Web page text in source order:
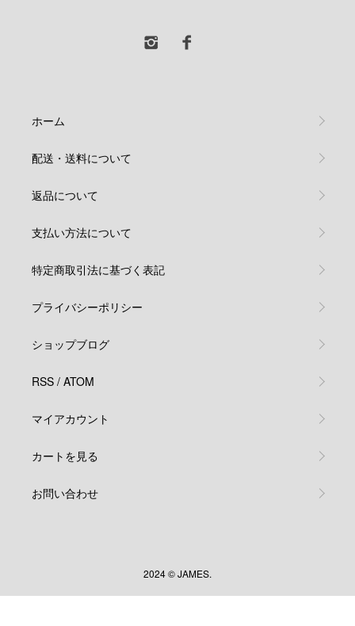
ホーム
配送・送料について
返品について
支払い方法について
特定商取引法に基づく表記
プライバシーポリシー
ショップブログ
RSS / ATOM
マイアカウント
カートを見る
お問い合わせ
2024 © JAMES.